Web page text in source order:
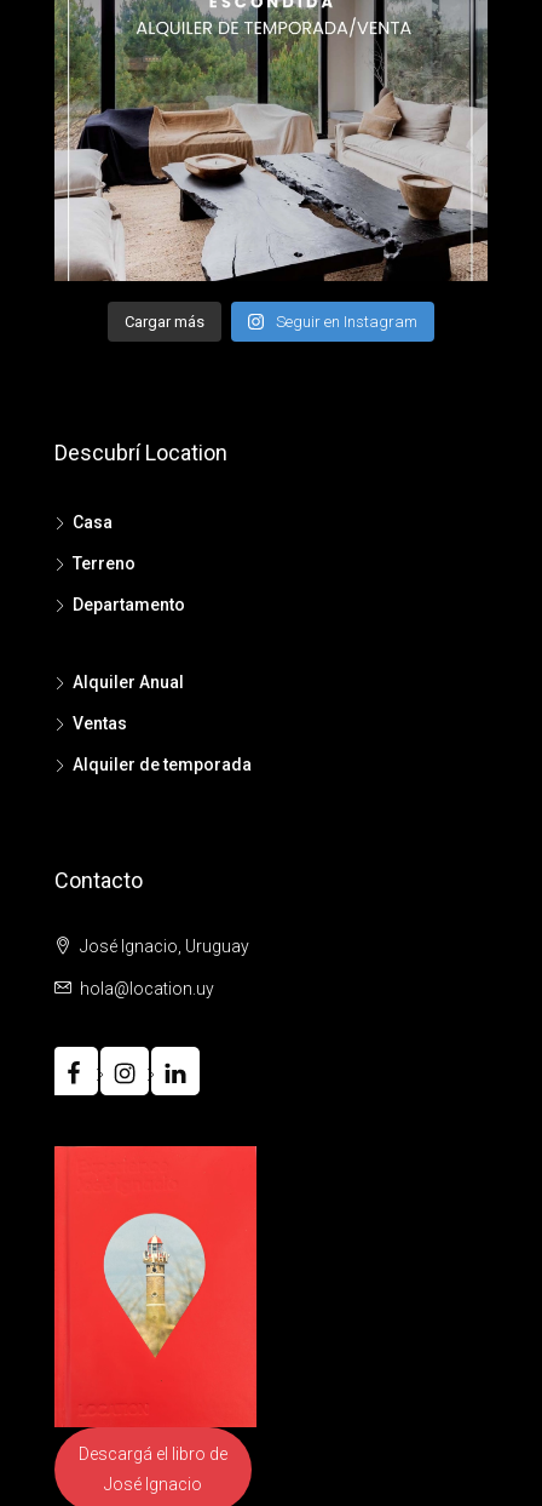
Cargar más Seguir en Instagram
Descubrí Location
Casa
Terreno
Departamento
Alquiler Anual
Ventas
Alquiler de temporada
Contacto
José Ignacio, Uruguay
hola@location.uy
Descargá el libro de
José Ignacio